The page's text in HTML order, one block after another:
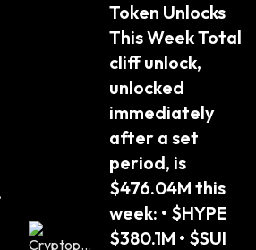
Token Unlocks
This Week Total
cliff unlock,
unlocked
immediately
after a set
period, is
$476.04M this
week: • $HYPE
$380.1M • $SUI